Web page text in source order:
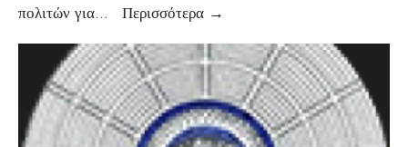
πολιτών για... Περισσότερα →